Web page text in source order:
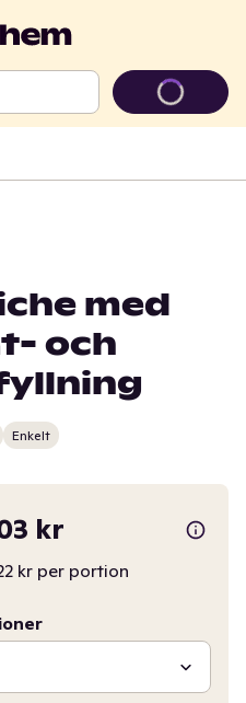
med
och
Enkelt
kr
kr per portion